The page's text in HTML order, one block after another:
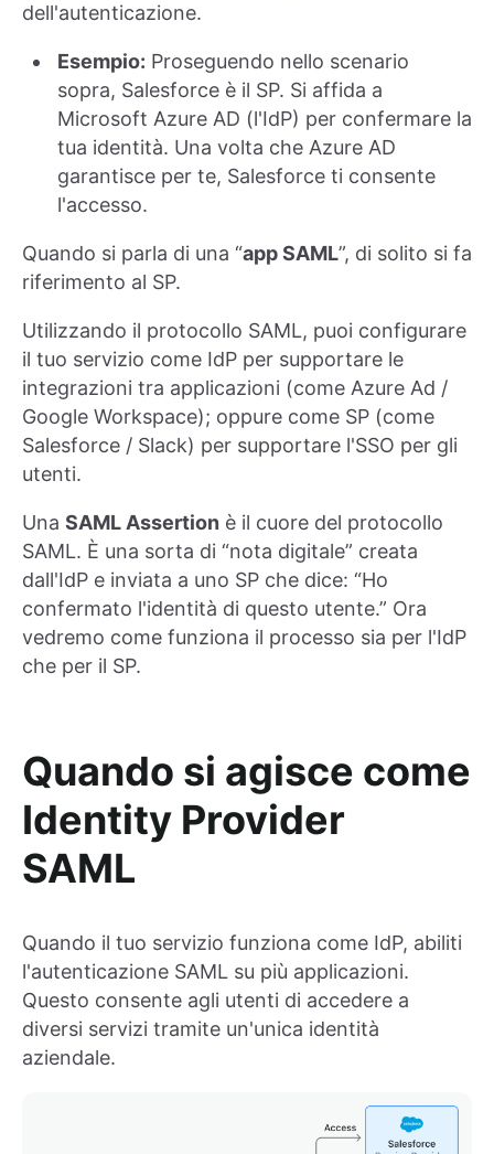
dell'autenticazione.
Esempio: Proseguendo nello scenario
sopra, Salesforce è il SP. Si affida a
Microsoft Azure AD (l'IdP) per confermare la
tua identità. Una volta che Azure AD
garantisce per te, Salesforce ti consente
l'accesso.
Quando si parla di una “app SAML”, di solito si fa
riferimento al SP.
Utilizzando il protocollo SAML, puoi configurare
il tuo servizio come IdP per supportare le
integrazioni tra applicazioni (come Azure Ad /
Google Workspace); oppure come SP (come
Salesforce / Slack) per supportare l'SSO per gli
utenti.
Una SAML Assertion è il cuore del protocollo
SAML. È una sorta di “nota digitale” creata
dall'IdP e inviata a uno SP che dice: “Ho
confermato l'identità di questo utente.” Ora
vedremo come funziona il processo sia per l'IdP
che per il SP.
Quando si agisce come
Identity Provider
SAML
Quando il tuo servizio funziona come IdP, abiliti
l'autenticazione SAML su più applicazioni.
Questo consente agli utenti di accedere a
diversi servizi tramite un'unica identità
aziendale.